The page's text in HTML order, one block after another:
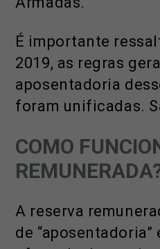
É importante
2019, as regras
aposentadoria
foram unificadas.
COMO
A reserva
de